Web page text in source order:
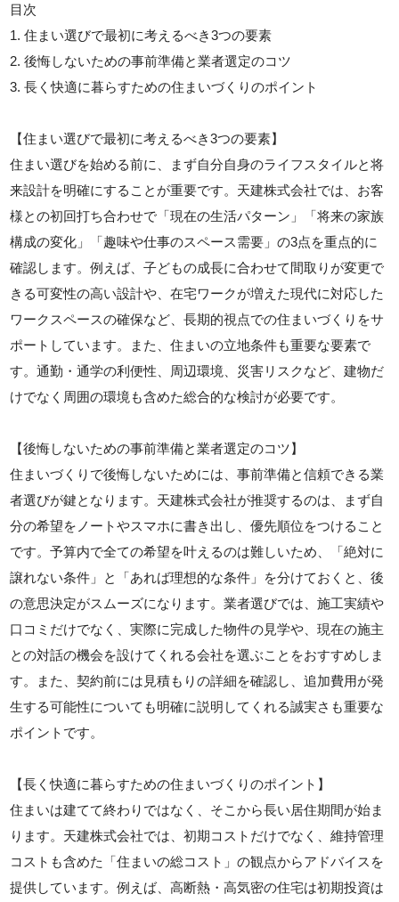
目次
1. 住まい選びで最初に考えるべき3つの要素
2. 後悔しないための事前準備と業者選定のコツ
3. 長く快適に暮らすための住まいづくりのポイント
【住まい選びで最初に考えるべき3つの要素】
住まい選びを始める前に、まず自分自身のライフスタイルと将
来設計を明確にすることが重要です。天建株式会社では、お客
様との初回打ち合わせで「現在の生活パターン」「将来の家族
構成の変化」「趣味や仕事のスペース需要」の3点を重点的に
確認します。例えば、子どもの成長に合わせて間取りが変更で
きる可変性の高い設計や、在宅ワークが増えた現代に対応した
ワークスペースの確保など、長期的視点での住まいづくりをサ
ポートしています。また、住まいの立地条件も重要な要素で
す。通勤・通学の利便性、周辺環境、災害リスクなど、建物だ
けでなく周囲の環境も含めた総合的な検討が必要です。
【後悔しないための事前準備と業者選定のコツ】
住まいづくりで後悔しないためには、事前準備と信頼できる業
者選びが鍵となります。天建株式会社が推奨するのは、まず自
分の希望をノートやスマホに書き出し、優先順位をつけること
です。予算内で全ての希望を叶えるのは難しいため、「絶対に
譲れない条件」と「あれば理想的な条件」を分けておくと、後
の意思決定がスムーズになります。業者選びでは、施工実績や
口コミだけでなく、実際に完成した物件の見学や、現在の施主
との対話の機会を設けてくれる会社を選ぶことをおすすめしま
す。また、契約前には見積もりの詳細を確認し、追加費用が発
生する可能性についても明確に説明してくれる誠実さも重要な
ポイントです。
【長く快適に暮らすための住まいづくりのポイント】
住まいは建てて終わりではなく、そこから長い居住期間が始ま
ります。天建株式会社では、初期コストだけでなく、維持管理
コストも含めた「住まいの総コスト」の観点からアドバイスを
提供しています。例えば、高断熱・高気密の住宅は初期投資は